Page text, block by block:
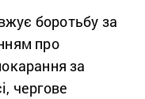
боротьбу за
про
за
чергове